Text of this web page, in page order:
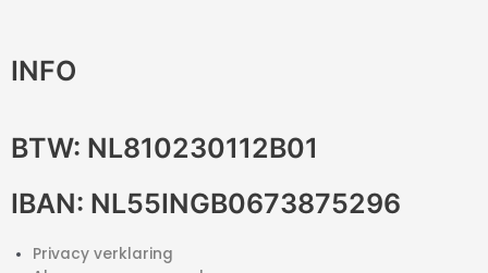
INFO
BTW: NL810230112B01
IBAN: NL55INGB0673875296
Privacy verklaring